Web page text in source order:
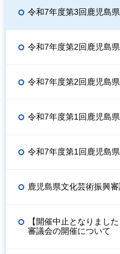
令和7年度第3回鹿児島
令和7年度第2回鹿児島
令和7年度第2回鹿児島
令和7年度第1回鹿児島
令和7年度第1回鹿児島
鹿児島県文化芸術振興
【開催中止となりまし
審議会の開催について